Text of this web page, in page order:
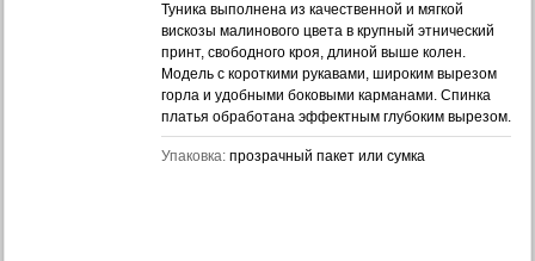
Туника выполнена из качественной и мягкой
вискозы малинового цвета в крупный этнический
принт, свободного кроя, длиной выше колен.
Модель с короткими рукавами, широким вырезом
горла и удобными боковыми карманами. Спинка
платья обработана эффектным глубоким вырезом.
Упаковка: прозрачный пакет или сумка